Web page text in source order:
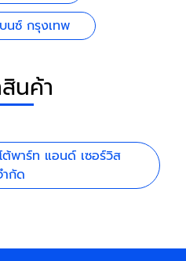
นซ์ กรุงเทพ
นค้า
พาร์ท แอนด์ เซอร์วิส
กัด